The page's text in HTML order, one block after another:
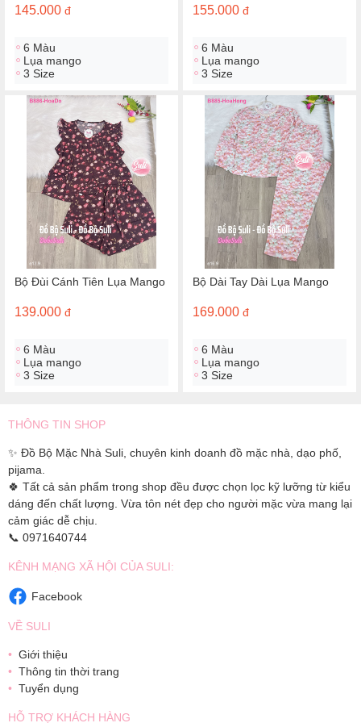
145.000 đ
6 Màu
Lụa mango
3 Size
155.000 đ
6 Màu
Lụa mango
3 Size
Bộ Đùi Cánh Tiên Lụa Mango
139.000 đ
6 Màu
Lụa mango
3 Size
Bộ Dài Tay Dài Lụa Mango
169.000 đ
6 Màu
Lụa mango
3 Size
THÔNG TIN SHOP
✨ Đồ Bộ Mặc Nhà Suli, chuyên kinh doanh đồ mặc nhà, dạo phố,
pijama.
🍀 Tất cả sản phẩm trong shop đều được chọn lọc kỹ lưỡng từ kiểu
dáng đến chất lượng. Vừa tôn nét đẹp cho người mặc vừa mang lại
cảm giác dễ chịu.
📞 0971640744
KÊNH MẠNG XÃ HỘI CỦA SULI:
Facebook
VỀ SULI
Giới thiệu
Thông tin thời trang
Tuyển dụng
HỖ TRỢ KHÁCH HÀNG